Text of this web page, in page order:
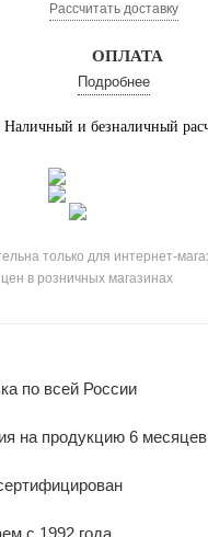
Рассчитать доставку
ОПЛАТА
Подробнее
Наличный и безналичный
только для интернет-
в розничных магазинах
по всей России
на продукцию 6 месяцев
с 1992 года